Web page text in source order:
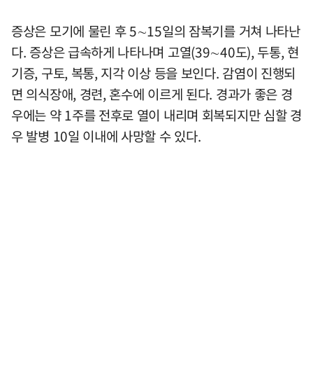
증상은 모기에 물린 후 5∼15일의 잠복기를 거쳐 나타난
다. 증상은 급속하게 나타나며 고열(39∼40도), 두통, 현
기증, 구토, 복통, 지각 이상 등을 보인다. 감염이 진행되
면 의식장애, 경련, 혼수에 이르게 된다. 경과가 좋은 경
우에는 약 1주를 전후로 열이 내리며 회복되지만 심할 경
우 발병 10일 이내에 사망할 수 있다.